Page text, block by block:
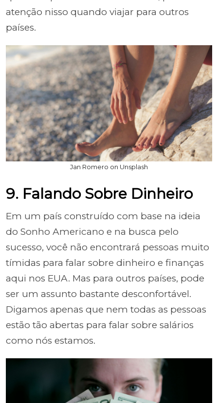
atenção nisso quando viajar para outros
países.
Jan Romero on Unsplash
9. Falando Sobre Dinheiro
Em um país construído com base na ideia
do Sonho Americano e na busca pelo
sucesso, você não encontrará pessoas muito
tímidas para falar sobre dinheiro e finanças
aqui nos EUA. Mas para outros países, pode
ser um assunto bastante desconfortável.
Digamos apenas que nem todas as pessoas
estão tão abertas para falar sobre salários
como nós estamos.